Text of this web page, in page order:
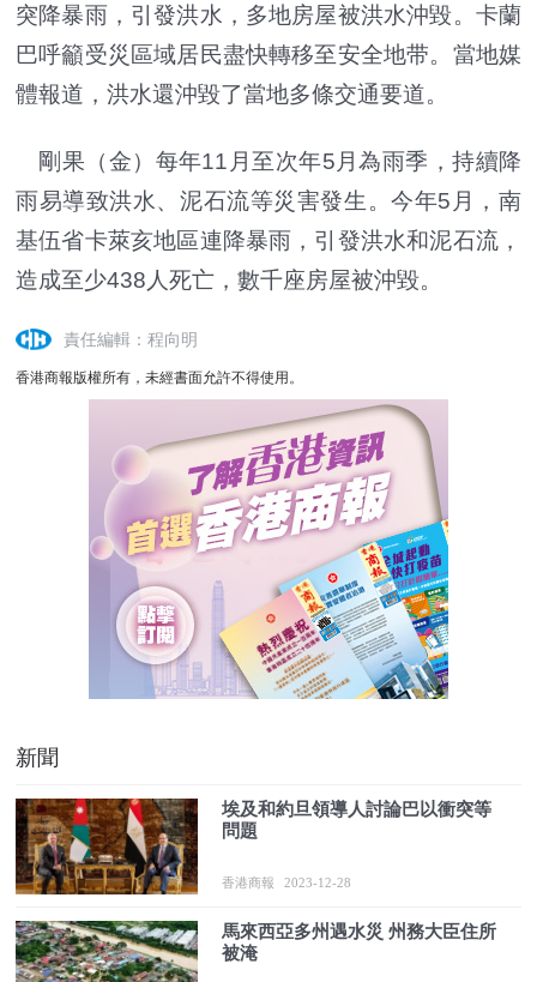
突降暴雨，引發洪水，多地房屋被洪水沖毀。卡蘭
巴呼籲受災區域居民盡快轉移至安全地带。當地媒
體報道，洪水還沖毀了當地多條交通要道。
剛果（金）每年11月至次年5月為雨季，持續降
雨易導致洪水、泥石流等災害發生。今年5月，南
基伍省卡萊亥地區連降暴雨，引發洪水和泥石流，
造成至少438人死亡，數千座房屋被沖毀。
責任編輯：程向明
香港商報版權所有，未經書面允許不得使用。
新聞
埃及和約旦領導人討論巴以衝突等
問題
香港商報 2023-12-28
馬來西亞多州遇水災 州務大臣住所
被淹